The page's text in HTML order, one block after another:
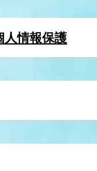
人情報保護